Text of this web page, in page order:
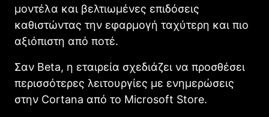
μοντέλα και βελτιωμένες επιδόσεις
καθιστώντας την εφαρμογή ταχύτερη και πιο
αξιόπιστη από ποτέ.
Σαν Beta, η εταιρεία σχεδιάζει να προσθέσει
περισσότερες λειτουργίες με ενημερώσεις
στην Cortana από το Microsoft Store.